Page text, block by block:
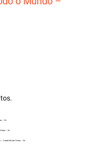
– RJ.
– RJ.
Cidade Rio das Ostras – RJ.